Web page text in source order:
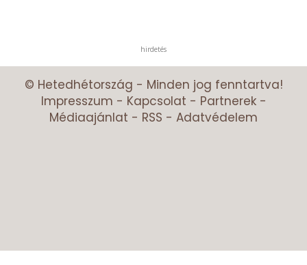
hirdetés
© Hetedhétország - Minden jog fenntartva!
Impresszum - Kapcsolat - Partnerek-
Médiaajánlat - RSS - Adatvédelem